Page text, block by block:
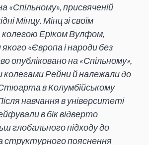
«Спільному», присвяченій
Мінцу. Мінц зі своїм
Еріком Вулфом,
«Європа і народи без
опубліковано на «Спільному»,
Рейни й належали до
в Колумбійському
навчання в університеті
в бік відверто
глобального підходу до
структурного пояснення